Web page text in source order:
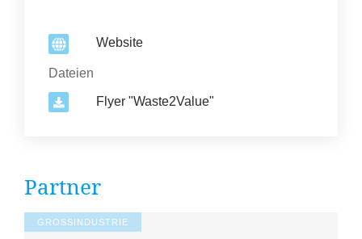
Website
Dateien
Flyer "Waste2Value"
Partner
GROSSINDUSTRIE